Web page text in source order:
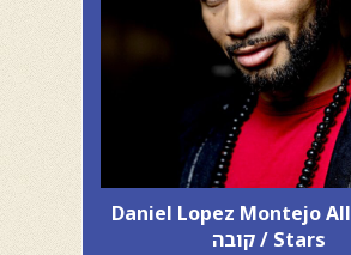
שביעיית Daniel Lopez Montejo All
Stars / קובה